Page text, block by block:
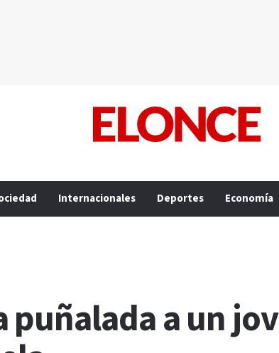
Internacionales Deportes Economía
puñalada a un